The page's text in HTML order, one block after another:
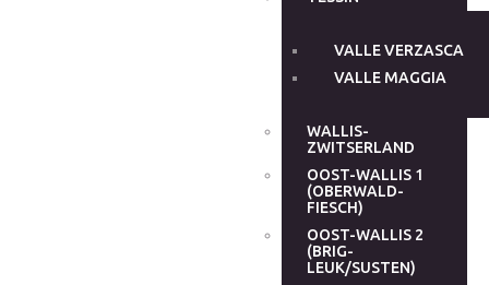
VALLE VERZASCA
VALLE MAGGIA
WALLIS-
ZWITSERLAND
OOST-WALLIS 1
(OBERWALD-
FIESCH)
OOST-WALLIS 2
(BRIG-
LEUK/SUSTEN)